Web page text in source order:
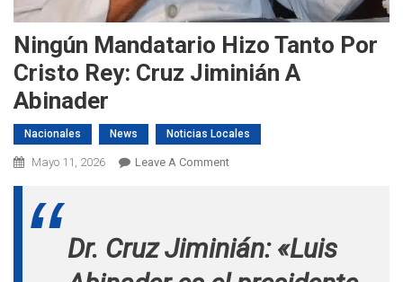
Ningún Mandatario Hizo Tanto Por
Cristo Rey: Cruz Jiminián A
Abinader
Nacionales News Noticias Locales
Mayo 11, 2026 Leave A CommentOn
Tanto
Dr. Cruz Jiminián: «Luis